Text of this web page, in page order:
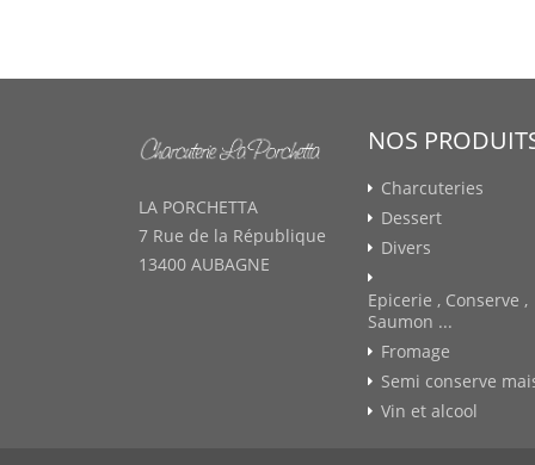
LA PORCHETTA
7 Rue de la République
13400 AUBAGNE
NOS
Charcuteries
Dessert
Divers
Epicerie , Conserve ,
Saumon ...
Fromage
Semi conserve
Vin et alcool